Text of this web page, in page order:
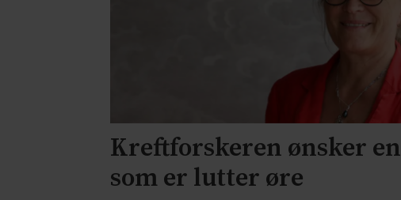
Kreftforskeren ønsker
som er lutter øre